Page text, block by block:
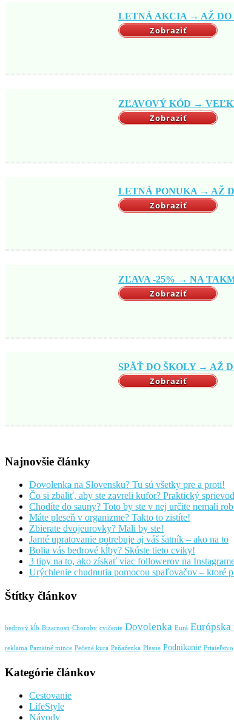
LETNÁ AKCIA → AŽ DO
Zobraziť
ZĽAVOVÝ KÓD →
Zobraziť
LETNÁ PONUKA → AŽ
Zobraziť
ZĽAVA -25% → NA
Zobraziť
SPÄŤ DO ŠKOLY → AŽ
Zobraziť
Najnovšie články
Dovolenka na Slovensku? Tu sú všetky pre a proti!
Čo si zbaliť, aby ste zavreli kufor? Praktický
Chodíte do sauny? Toto by ste v nej určite nemali
Máte pleseň v organizme? Takto to zistíte!
Zbierate dvojeurovky? Mali by ste!
Jarné upratovanie potrebuje aj váš šatník – ako na to
Bolia vás bedrové kĺby? Skúste tieto cviky!
3 tipy na to, ako získať viac followerov na
Urýchlenie chudnutia pomocou spaľovačov – ktoré
Štítky článkov
bedrový kĺb Bizarnosti Choroby cvičenie Dovolenka Eurá Európska
reklama Pamätné mince Pečené kura Peňaženka Plesne Podnikanie Priateľstvo
Kategórie článkov
Cestovanie
LifeStyle
Návody